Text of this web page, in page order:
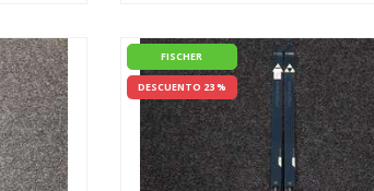
FISCHER
DESCUENTO 23 %